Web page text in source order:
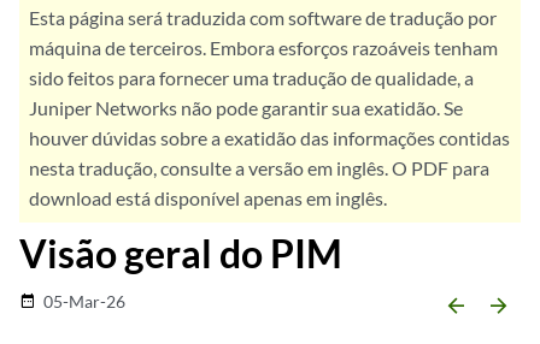
Esta página será traduzida com software de tradução por
máquina de terceiros. Embora esforços razoáveis tenham
sido feitos para fornecer uma tradução de qualidade, a
Juniper Networks não pode garantir sua exatidão. Se
houver dúvidas sobre a exatidão das informações contidas
nesta tradução, consulte a versão em inglês. O PDF para
download está disponível apenas em inglês.
Visão geral do PIM
date_range 05-Mar-26 arrow_backward arrow_forward